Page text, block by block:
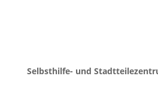
Selbsthilfe- und